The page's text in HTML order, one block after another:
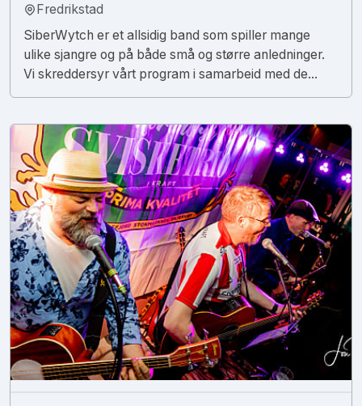
Fredrikstad
SiberWytch er et allsidig band som spiller mange
ulike sjangre og på både små og større anledninger.
Vi skreddersyr vårt program i samarbeid med de...